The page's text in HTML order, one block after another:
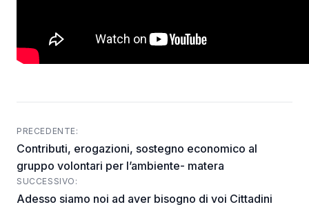
Post
navigation
PRECEDENTE:
Contributi, erogazioni, sostegno economico al
gruppo volontari per l’ambiente- matera
SUCCESSIVO:
Adesso siamo noi ad aver bisogno di voi Cittadini